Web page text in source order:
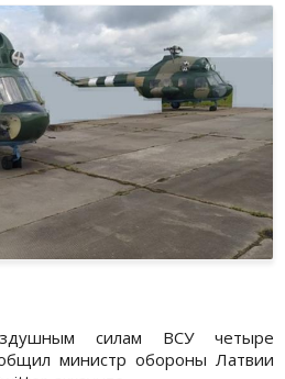
силам ВСУ четыре
министр обороны Латвии